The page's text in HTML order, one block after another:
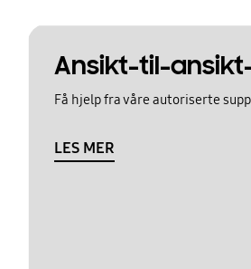
Ansikt-til-
Få hjelp fra våre autoriserte
LES MER